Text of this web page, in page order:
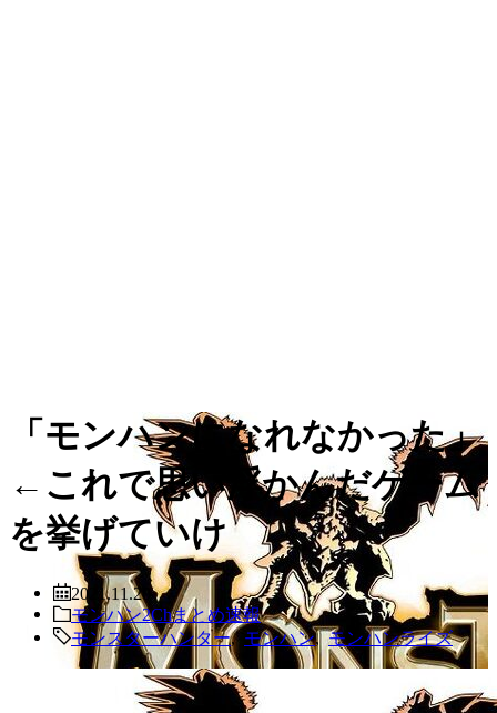
「モンハンになれなかった」
←これで思い浮かんだゲーム
を挙げていけ
2021.11.20
モンハン2Chまとめ速報
モンスターハンター, モンハン,モンハンライズ